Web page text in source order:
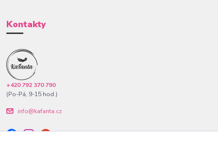
Kontakty
+420 792 370 790
(Po-Pá, 9-15 hod.)
info@kafanta.cz